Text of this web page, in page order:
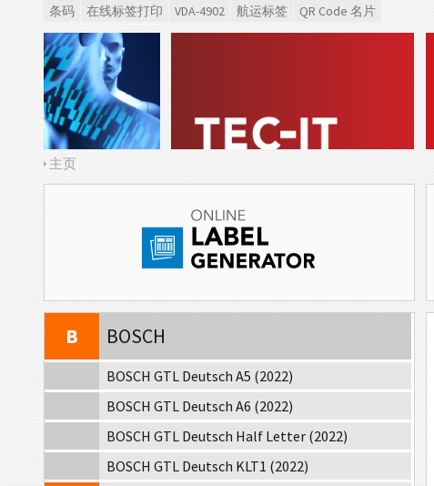
条码 在线标签打印 VDA-4902 航运标签 QR Code 名片
主页
VW
Volkswagen GTL
GM
General Motors
CAT
Caterpillar
GS1
GS1 标签
Odette
B
BOSCH
BOSCH GTL Deutsch A5 (2022)
BOSCH GTL Deutsch A6 (2022)
BOSCH GTL Deutsch Half Letter (2022)
BOSCH GTL Deutsch KLT1 (2022)